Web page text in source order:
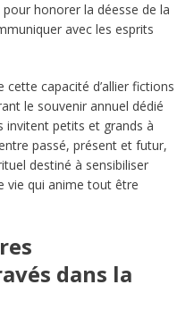
honorer la déesse de la
avec les esprits
cette capacité d’allier fictions
le souvenir annuel dédié
invitent petits et grands à
passé, présent et futur,
destiné à sensibiliser
vie qui anime tout être
dans la